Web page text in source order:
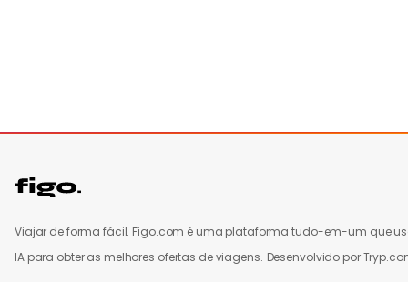
Viajar de forma fácil. Figo.com é uma plataforma tudo-em-um que
IA para obter as melhores ofertas de viagens. Desenvolvido por